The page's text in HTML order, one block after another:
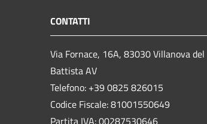
CONTATTI
Via Fornace, 16A, 83030 Villanova del
Battista AV
Telefono: +39 0825 826015
Codice Fiscale: 81001550649